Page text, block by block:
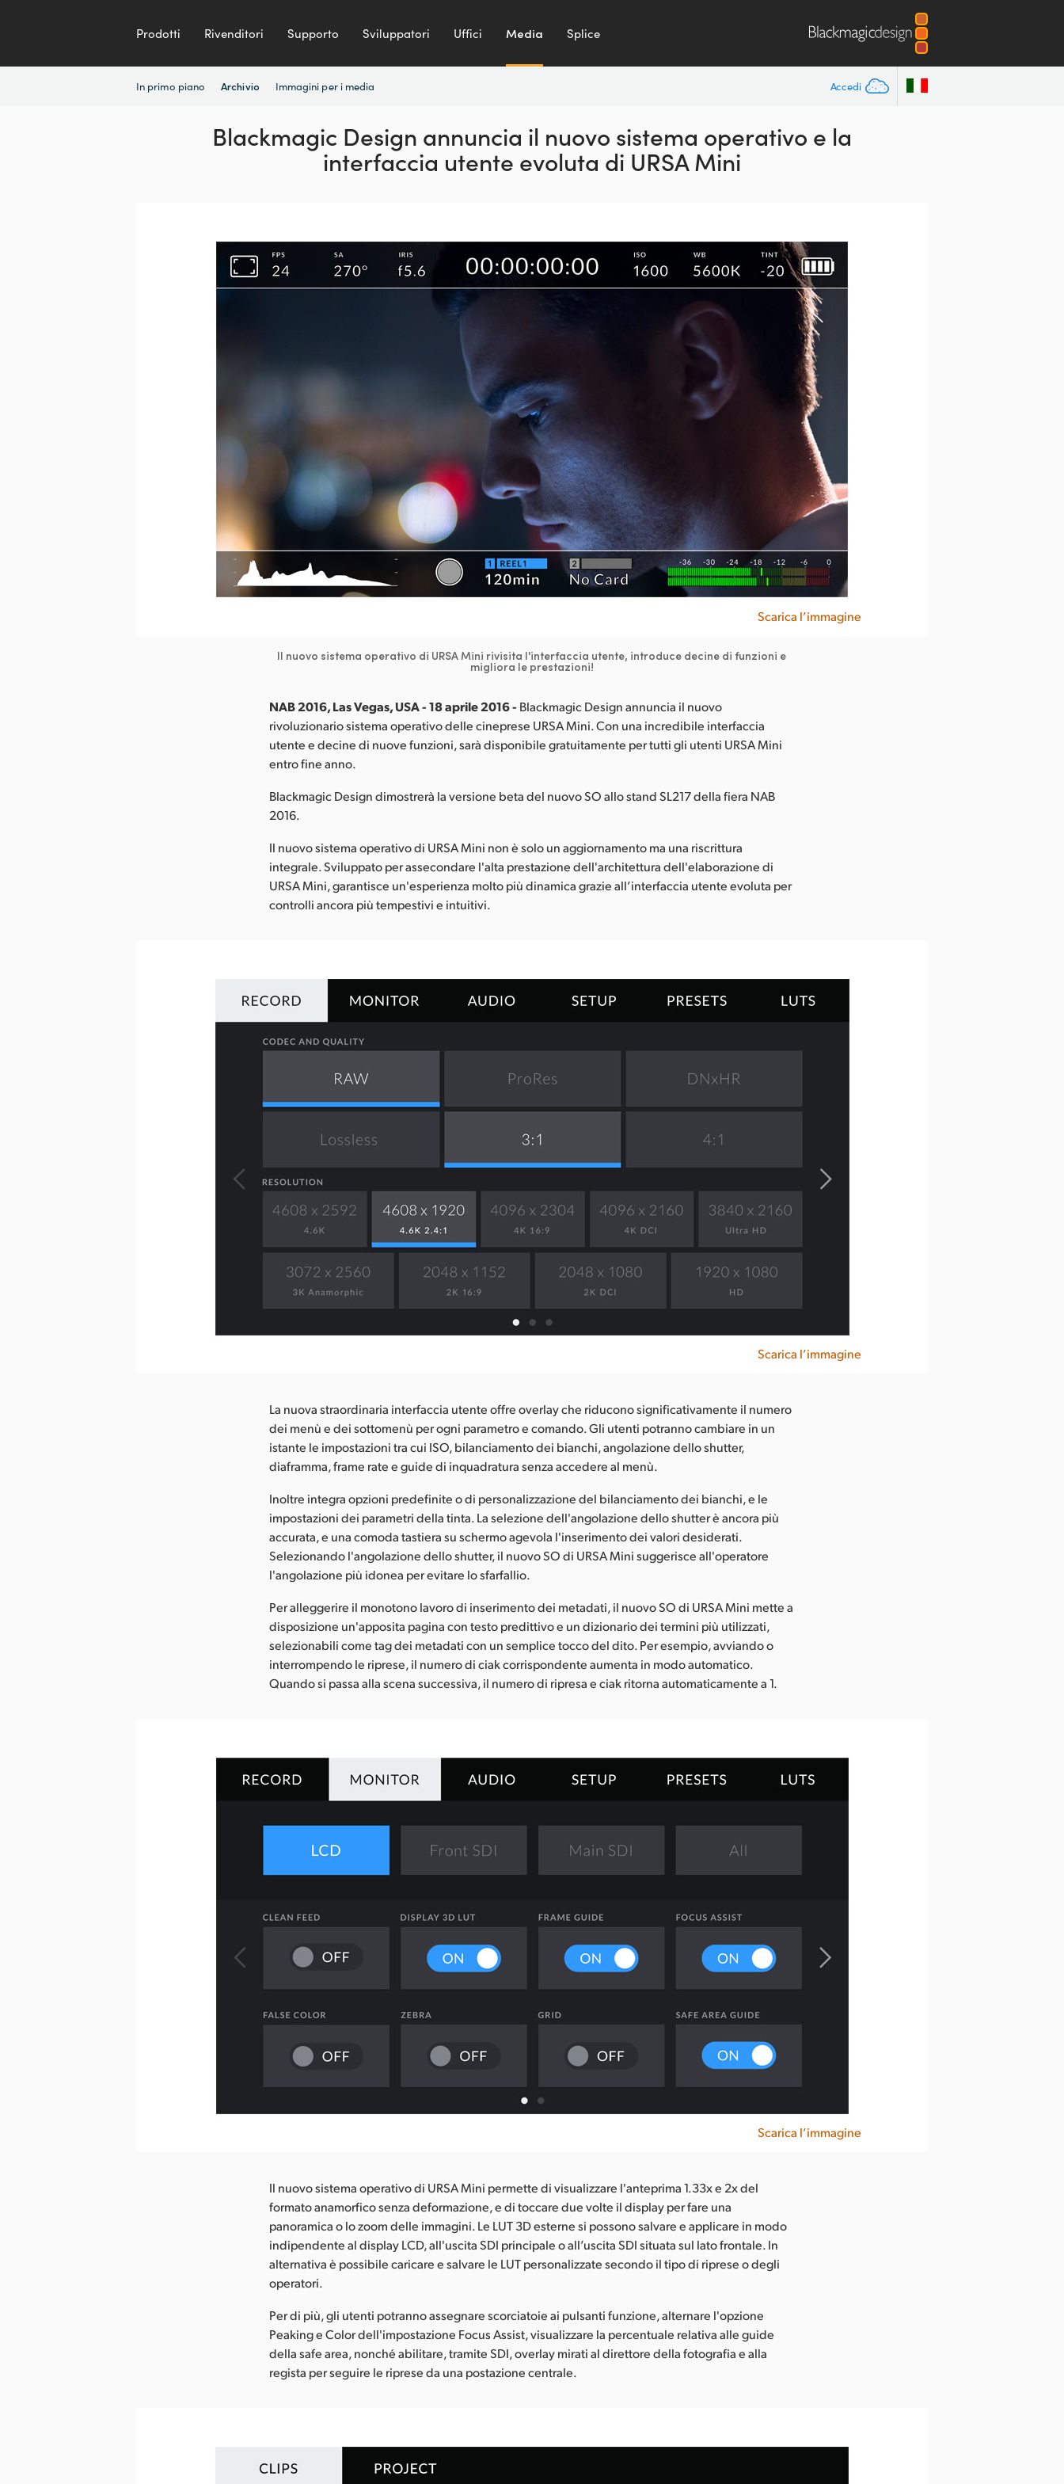
Prodotti Rivenditori Supporto Sviluppatori Uffici Media Splice
Accedi
In primo piano Archivio Immagini per i media
Blackmagic Design annuncia il nuovo sistema operativo e la
interfaccia utente evoluta di URSA Mini
Scarica l’immagine
Il nuovo sistema operativo di URSA Mini rivisita l'interfaccia utente, introduce decine di funzioni e
migliora le prestazioni!
NAB 2016, Las Vegas, USA - 18 aprile 2016 - Blackmagic Design annuncia il nuovo
rivoluzionario sistema operativo delle cineprese URSA Mini. Con una incredibile interfaccia
utente e decine di nuove funzioni, sarà disponibile gratuitamente per tutti gli utenti URSA Mini
entro fine anno.
Blackmagic Design dimostrerà la versione beta del nuovo SO allo stand SL217 della fiera NAB
2016.
Il nuovo sistema operativo di URSA Mini non è solo un aggiornamento ma una riscrittura
integrale. Sviluppato per assecondare l'alta prestazione dell'architettura dell'elaborazione di
URSA Mini, garantisce un'esperienza molto più dinamica grazie all’interfaccia utente evoluta per
controlli ancora più tempestivi e intuitivi.
Scarica l’immagine
La nuova straordinaria interfaccia utente offre overlay che riducono significativamente il numero
dei menù e dei sottomenù per ogni parametro e comando. Gli utenti potranno cambiare in un
istante le impostazioni tra cui ISO, bilanciamento dei bianchi, angolazione dello shutter,
diaframma, frame rate e guide di inquadratura senza accedere al menù.
Inoltre integra opzioni predefinite o di personalizzazione del bilanciamento dei bianchi, e le
impostazioni dei parametri della tinta. La selezione dell'angolazione dello shutter è ancora più
accurata, e una comoda tastiera su schermo agevola l'inserimento dei valori desiderati.
Selezionando l'angolazione dello shutter, il nuovo SO di URSA Mini suggerisce all'operatore
l'angolazione più idonea per evitare lo sfarfallio.
Per alleggerire il monotono lavoro di inserimento dei metadati, il nuovo SO di URSA Mini mette a
disposizione un'apposita pagina con testo predittivo e un dizionario dei termini più utilizzati,
selezionabili come tag dei metadati con un semplice tocco del dito. Per esempio, avviando o
interrompendo le riprese, il numero di ciak corrispondente aumenta in modo automatico.
Quando si passa alla scena successiva, il numero di ripresa e ciak ritorna automaticamente a 1.
Scarica l’immagine
Il nuovo sistema operativo di URSA Mini permette di visualizzare l'anteprima 1.33x e 2x del
formato anamorfico senza deformazione, e di toccare due volte il display per fare una
panoramica o lo zoom delle immagini. Le LUT 3D esterne si possono salvare e applicare in modo
indipendente al display LCD, all'uscita SDI principale o all’uscita SDI situata sul lato frontale. In
alternativa è possibile caricare e salvare le LUT personalizzate secondo il tipo di riprese o degli
operatori.
Per di più, gli utenti potranno assegnare scorciatoie ai pulsanti funzione, alternare l'opzione
Peaking e Color dell'impostazione Focus Assist, visualizzare la percentuale relativa alle guide
della safe area, nonché abilitare, tramite SDI, overlay mirati al direttore della fotografia e alla
regista per seguire le riprese da una postazione centrale.